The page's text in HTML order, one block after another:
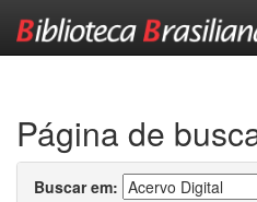
Página de
Buscar em: